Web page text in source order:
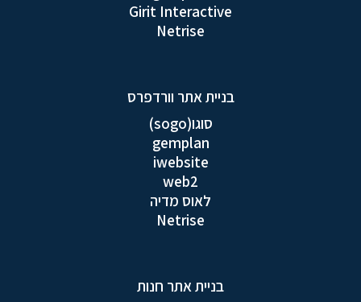
Girit Interactive
Netrise
בניית אתר וורדפרס
סוגו(sogo)
gemplan
iwebsite
web2
לאוס מדיה
Netrise
בניית אתר חנות